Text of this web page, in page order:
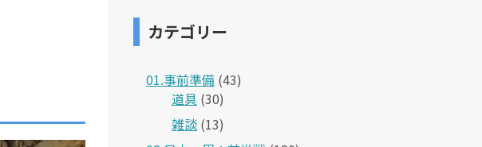
カテゴリー
01.事前準備 (43)
道具 (30)
雑談 (13)